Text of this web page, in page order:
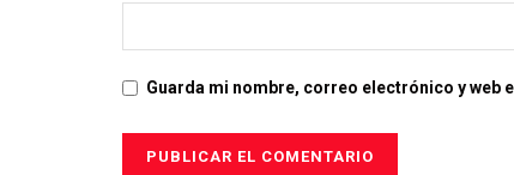
Guarda mi nombre, correo electrónico y web